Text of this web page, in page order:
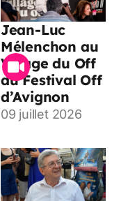
Jean-Luc
Mélenchon au
Village du Off
du Festival Off
d’Avignon
09 juillet 2026